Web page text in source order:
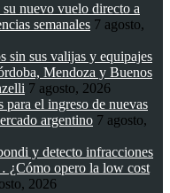
nuevo vuelo directo a
semanales 7 agosto,
sin sus valijas y equipajes
Mendoza y Buenos
7 agosto, 2026
el ingreso de nuevas
argentino 7 agosto,
y detecto infracciones
¿Cómo opero la low cost
2026